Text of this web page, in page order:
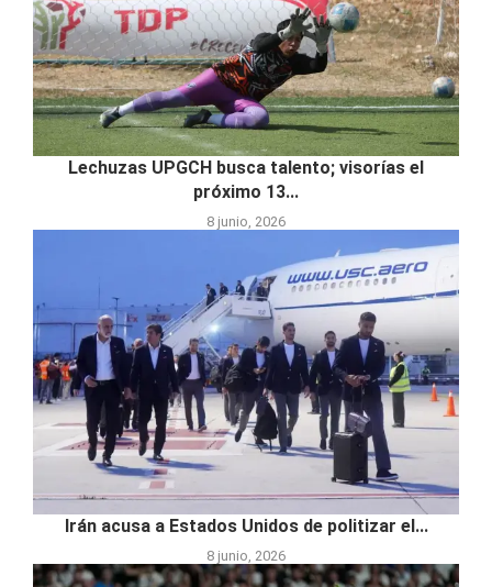
Lechuzas UPGCH busca talento; visorías el
próximo 13...
8 junio, 2026
Irán acusa a Estados Unidos de politizar el...
8 junio, 2026